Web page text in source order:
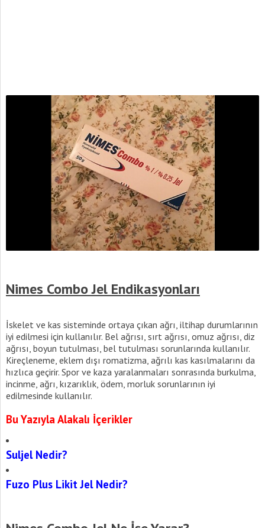
Nimes Combo Jel Endikasyonları
İskelet ve kas sisteminde ortaya çıkan ağrı, iltihap durumlarının
iyi edilmesi için kullanılır. Bel ağrısı, sırt ağrısı, omuz ağrısı, diz
ağrısı, boyun tutulması, bel tutulması sorunlarında kullanılır.
Kireçleneme, eklem dışı romatizma, ağrılı kas kasılmalarını da
hızlıca geçirir. Spor ve kaza yaralanmaları sonrasında burkulma,
incinme, ağrı, kızarıklık, ödem, morluk sorunlarının iyi
edilmesinde kullanılır.
Bu Yazıyla Alakalı İçerikler
Suljel Nedir?
Fuzo Plus Likit Jel Nedir?